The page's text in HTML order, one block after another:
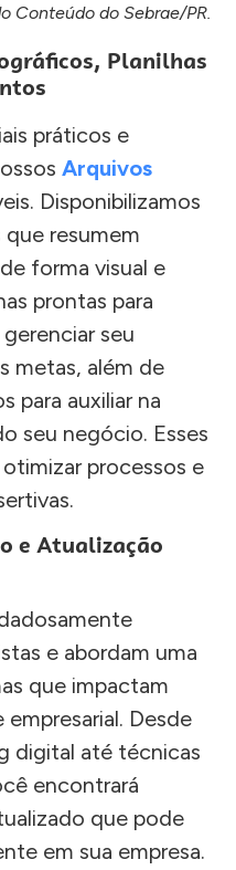
Conteúdo do Sebrae/PR.
Planilhas
práticos e
Arquivos
Disponibilizamos
resumem
forma visual e
prontas para
seu
metas, além de
para auxiliar na
seu negócio. Esses
processos e
e Atualização
e abordam uma
que impactam
Desde
digital até técnicas
encontrará
que pode
em sua empresa.